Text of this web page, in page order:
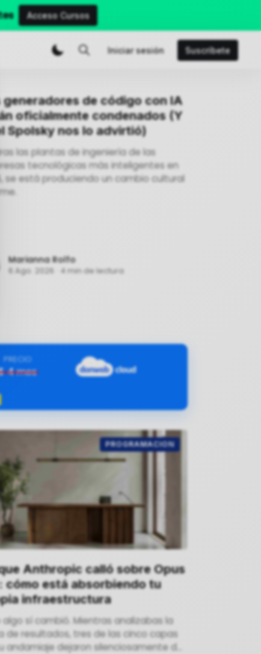
Acceso Cursos
Iniciar sesión Suscríbete
generadores de código con IA
oficialmente condenados (Y
Spolsky nos lo advirtió)
las plantas de ingeniería de las
tecnológicas más inteligentes en
se está produciendo un cambio cultural
Marianna Rolfo
6 Ago. 2026 4 min de lectura
PRECIO
4mes
PROGRAMACION
Anthropic calló sobre Opus
cómo está absorbiendo tu
infraestructura
algo sí cambió. Mientras analizabas la
de resultados, tres de las cinco capas
andamiaje dejaron silenciosamente de